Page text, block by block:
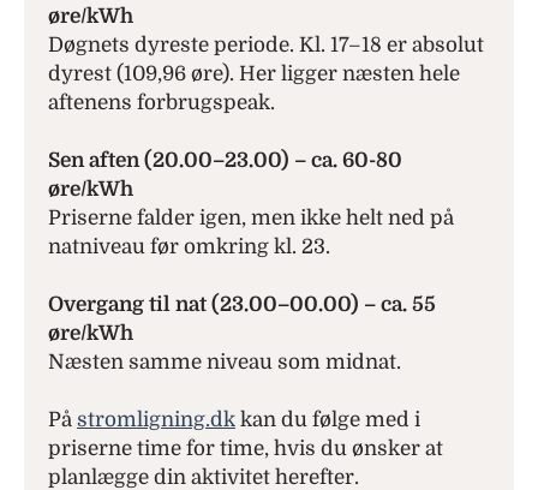
øre/kWh
Døgnets dyreste periode. Kl. 17–18 er absolut
dyrest (109,96 øre). Her ligger næsten hele
aftenens forbrugspeak.
Sen aften (20.00–23.00) – ca. 60-80
øre/kWh
Priserne falder igen, men ikke helt ned på
natniveau før omkring kl. 23.
Overgang til nat (23.00–00.00) – ca. 55
øre/kWh
Næsten samme niveau som midnat.
På stromligning.dk kan du følge med i
priserne time for time, hvis du ønsker at
planlægge din aktivitet herefter.